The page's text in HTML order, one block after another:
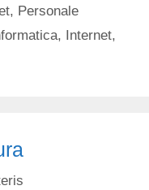
, Personale
, Internet,